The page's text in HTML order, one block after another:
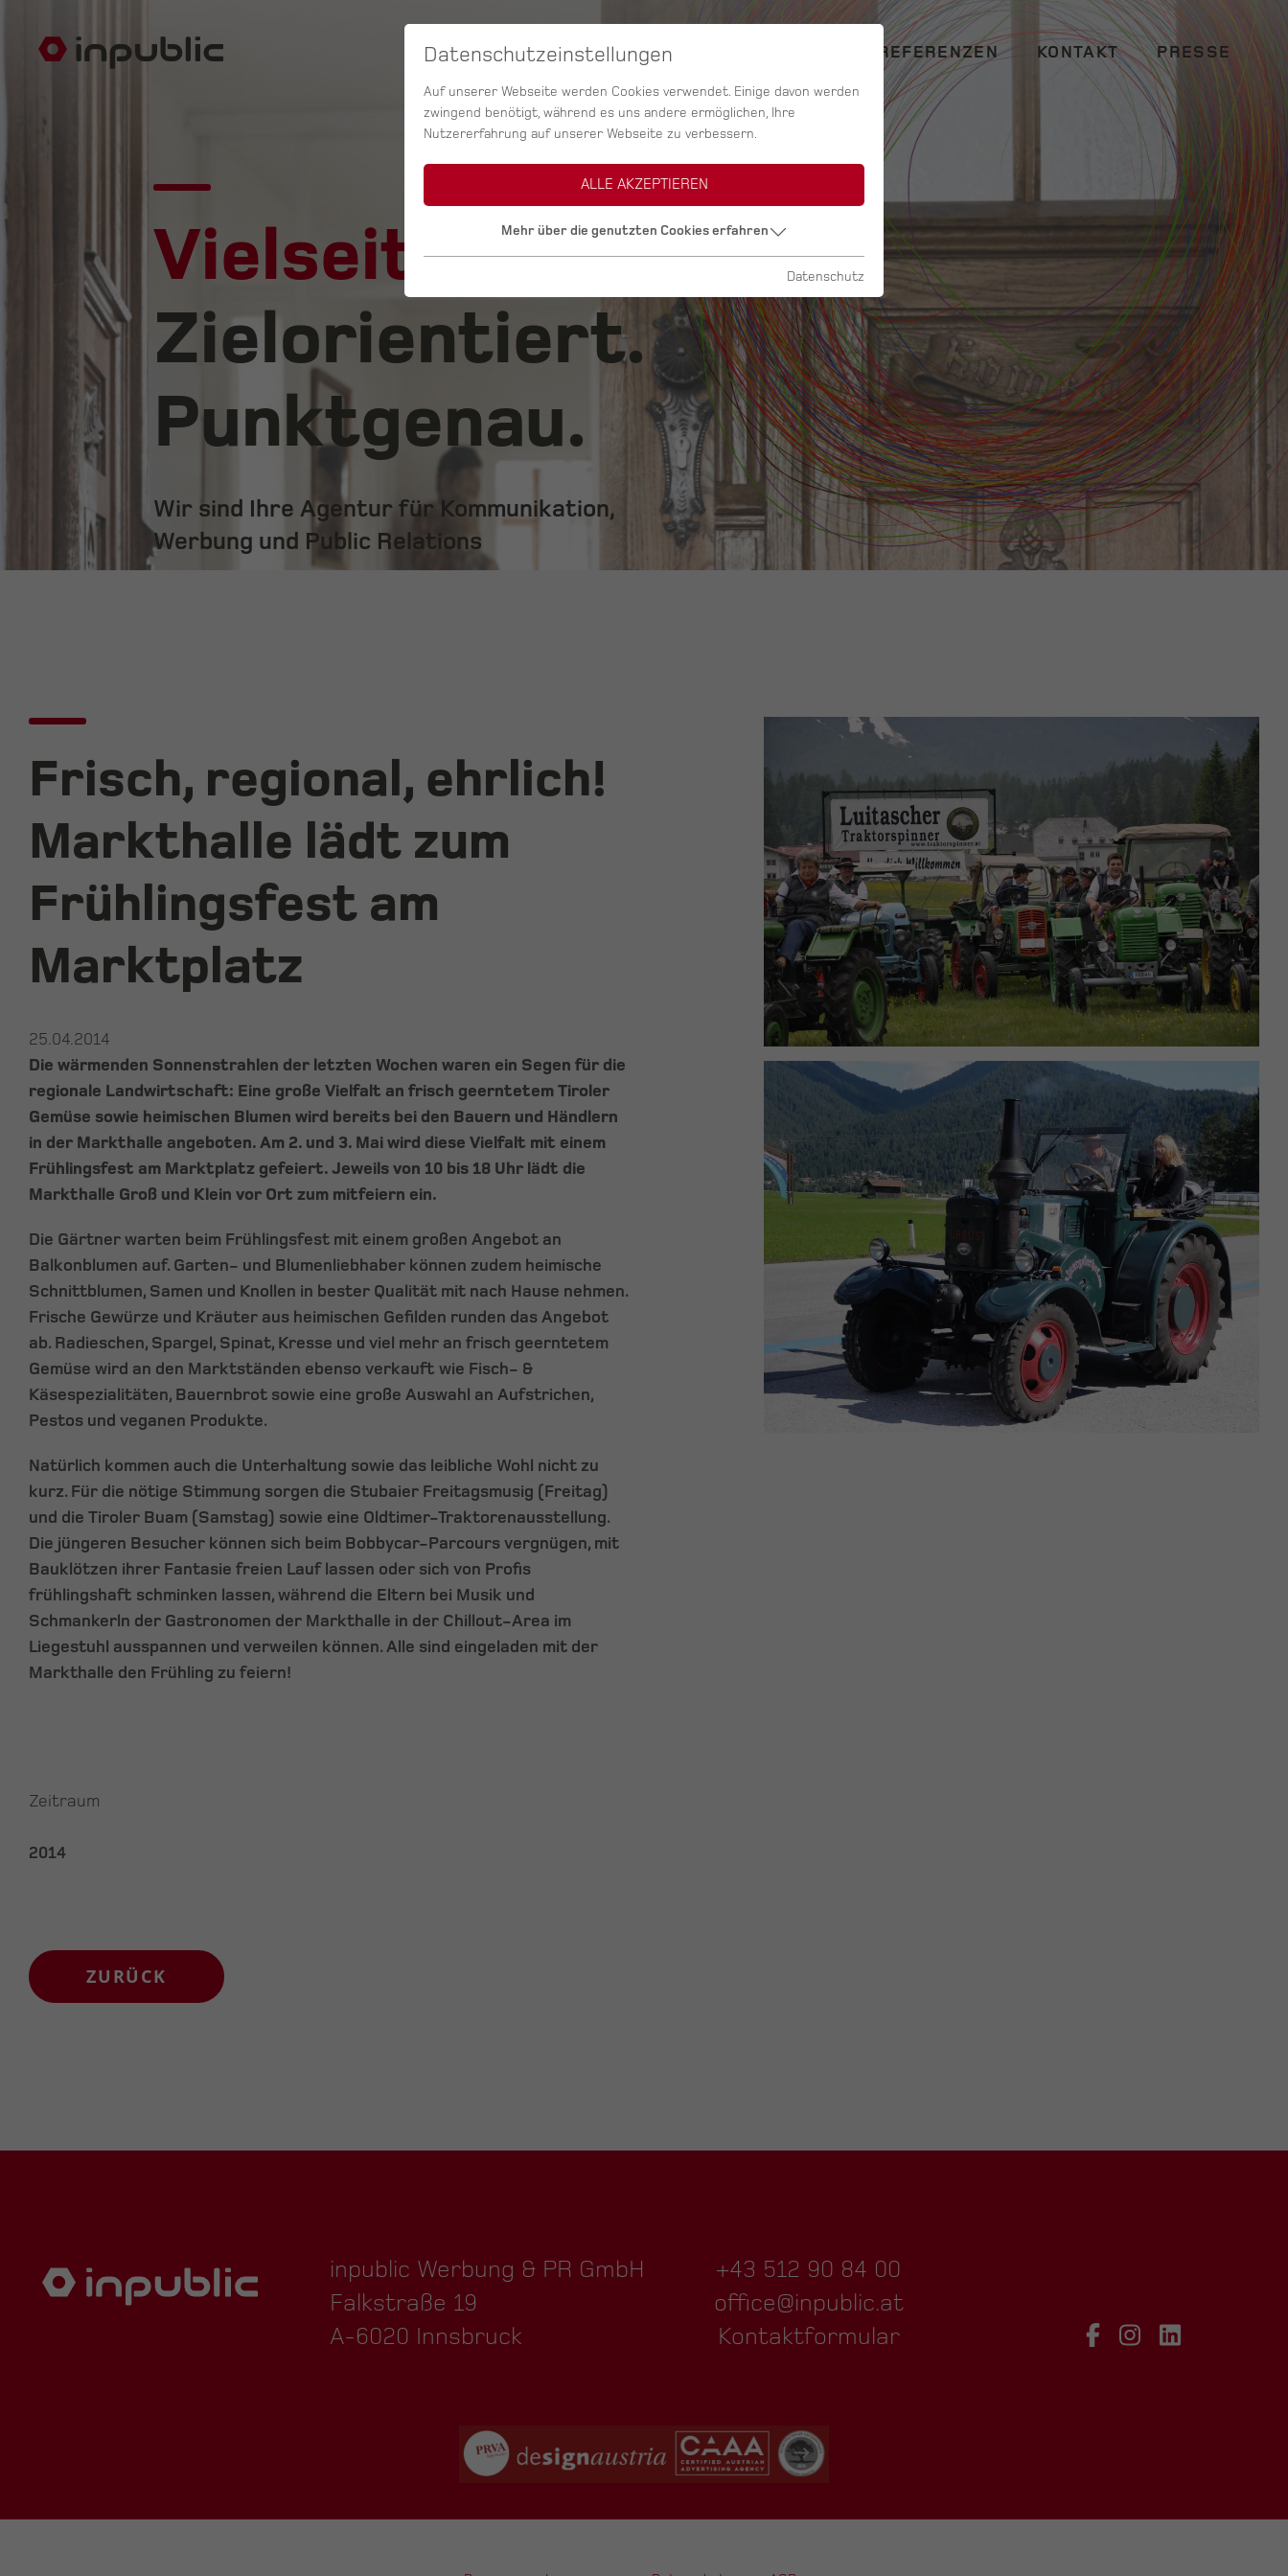
SERVICES AGENTUR REFERENZEN KONTAKT PRESSE
Vielseitig.
Zielorientiert.
Punktgenau.
Wir sind Ihre Agentur für Kommunikation,
Werbung und Public Relations
Frisch, regional, ehrlich!
Markthalle lädt zum
Frühlingsfest am
Marktplatz
25.04.2014
Die wärmenden Sonnenstrahlen der letzten Wochen waren ein Segen für die
regionale Landwirtschaft: Eine große Vielfalt an frisch geerntetem Tiroler
Gemüse sowie heimischen Blumen wird bereits bei den Bauern und Händlern
in der Markthalle angeboten. Am 2. und 3. Mai wird diese Vielfalt mit einem
Frühlingsfest am Marktplatz gefeiert. Jeweils von 10 bis 18 Uhr lädt die
Markthalle Groß und Klein vor Ort zum mitfeiern ein.
Die Gärtner warten beim Frühlingsfest mit einem großen Angebot an
Balkonblumen auf. Garten- und Blumenliebhaber können zudem heimische
Schnittblumen, Samen und Knollen in bester Qualität mit nach Hause nehmen.
Frische Gewürze und Kräuter aus heimischen Gefilden runden das Angebot
ab. Radieschen, Spargel, Spinat, Kresse und viel mehr an frisch geerntetem
Gemüse wird an den Marktständen ebenso verkauft wie Fisch- &
Käsespezialitäten, Bauernbrot sowie eine große Auswahl an Aufstrichen,
Pestos und veganen Produkte.
Natürlich kommen auch die Unterhaltung sowie das leibliche Wohl nicht zu
kurz. Für die nötige Stimmung sorgen die Stubaier Freitagsmusig (Freitag)
und die Tiroler Buam (Samstag) sowie eine Oldtimer-Traktorenausstellung.
Die jüngeren Besucher können sich beim Bobbycar-Parcours vergnügen, mit
Bauklötzen ihrer Fantasie freien Lauf lassen oder sich von Profis
frühlingshaft schminken lassen, während die Eltern bei Musik und
Schmankerln der Gastronomen der Markthalle in der Chillout-Area im
Liegestuhl ausspannen und verweilen können. Alle sind eingeladen mit der
Markthalle den Frühling zu feiern!
Zeitraum
2014
ZURÜCK
inpublic Werbung & PR GmbH
Falkstraße 19
A-6020 Innsbruck
+43 512 90 84 00
office@inpublic.at
Kontaktformular
Datenschutzeinstellungen
Auf unserer Webseite werden Cookies verwendet. Einige davon werden
zwingend benötigt, während es uns andere ermöglichen, Ihre
Nutzererfahrung auf unserer Webseite zu verbessern.
ALLE AKZEPTIEREN
Mehr über die genutzten Cookies erfahren
Datenschutz